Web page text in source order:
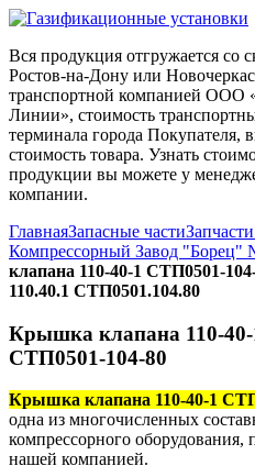
Вся продукция отгружается со
Ростов-на-Дону или
транспортной компанией ООО
Линии», стоимость
терминала города Покупателя,
стоимость товара. Узнать
продукции вы можете у
компании.
ГлавнаяЗапасные части
Компрессорный Завод "Борец"
клапана 110-40-1 СТП0501-
110.40.1 СТП0501.104.80
Крышка клапана 110-40-
СТП0501-104-80
Крышка клапана 110-40-1
одна из многочисленных
компрессорного оборудования,
нашей компанией.